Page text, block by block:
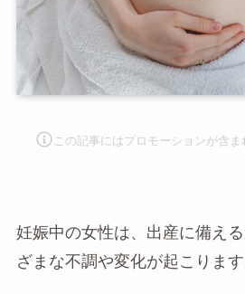
この記事にはプロモーションが含ま
妊娠中の女性は、出産に備え
ざまな不調や変化が起こります